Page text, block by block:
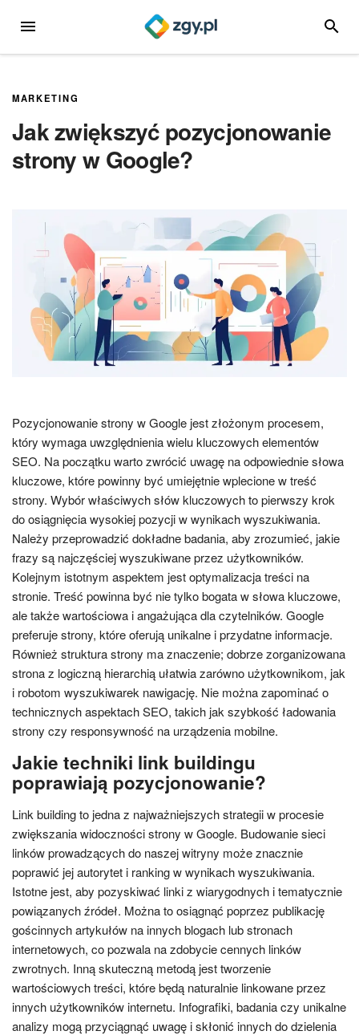
MENU
MARKETING
Jak zwiększyć pozycjonowanie
strony w Google?
Pozycjonowanie strony w Google jest złożonym procesem,
który wymaga uwzględnienia wielu kluczowych elementów
SEO. Na początku warto zwrócić uwagę na odpowiednie słowa
kluczowe, które powinny być umiejętnie wplecione w treść
strony. Wybór właściwych słów kluczowych to pierwszy krok
do osiągnięcia wysokiej pozycji w wynikach wyszukiwania.
Należy przeprowadzić dokładne badania, aby zrozumieć, jakie
frazy są najczęściej wyszukiwane przez użytkowników.
Kolejnym istotnym aspektem jest optymalizacja treści na
stronie. Treść powinna być nie tylko bogata w słowa kluczowe,
ale także wartościowa i angażująca dla czytelników. Google
preferuje strony, które oferują unikalne i przydatne informacje.
Również struktura strony ma znaczenie; dobrze zorganizowana
strona z logiczną hierarchią ułatwia zarówno użytkownikom, jak
i robotom wyszukiwarek nawigację. Nie można zapominać o
technicznych aspektach SEO, takich jak szybkość ładowania
strony czy responsywność na urządzenia mobilne.
Jakie techniki link buildingu
poprawiają pozycjonowanie?
Link building to jedna z najważniejszych strategii w procesie
zwiększania widoczności strony w Google. Budowanie sieci
linków prowadzących do naszej witryny może znacznie
poprawić jej autorytet i ranking w wynikach wyszukiwania.
Istotne jest, aby pozyskiwać linki z wiarygodnych i tematycznie
powiązanych źródeł. Można to osiągnąć poprzez publikację
gościnnych artykułów na innych blogach lub stronach
internetowych, co pozwala na zdobycie cennych linków
zwrotnych. Inną skuteczną metodą jest tworzenie
wartościowych treści, które będą naturalnie linkowane przez
innych użytkowników internetu. Infografiki, badania czy unikalne
analizy mogą przyciągnąć uwagę i skłonić innych do dzielenia